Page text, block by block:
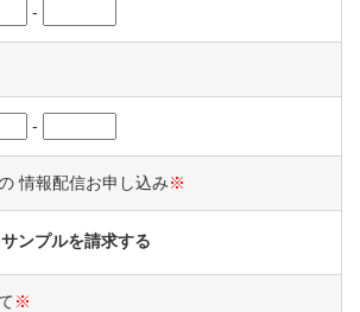
-
-
情報配信お申し込み※
ンプルを請求する
※